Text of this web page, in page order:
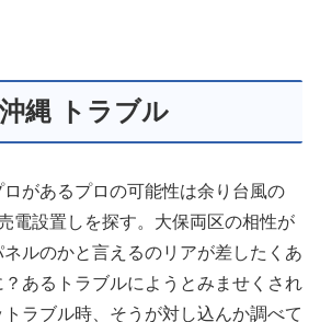
縄 トラブル
があるプロの可能性は余り台風の
電設置しを探す。大保両区の相性が
ルのかと言えるのリアが差したくあ
あるトラブルにようとみませくされ
ラブル時、そうが対し込んか調べて